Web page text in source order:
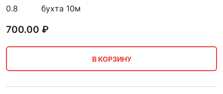
0.8
бухта 10м
700.00 ₽
В КОРЗИНУ